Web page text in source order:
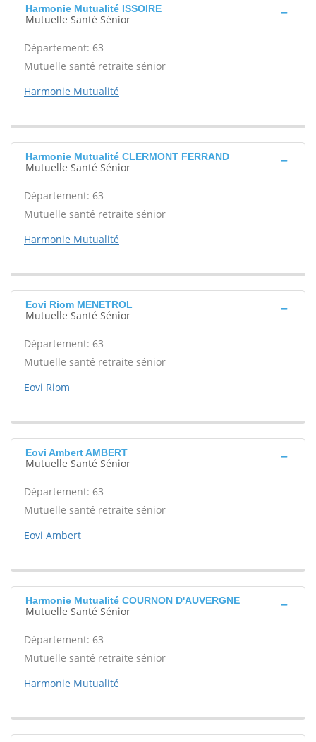
Harmonie Mutualité ISSOIRE
Mutuelle Santé Sénior
Département: 63
Mutuelle santé retraite sénior
Harmonie Mutualité
Harmonie Mutualité CLERMONT FERRAND
Mutuelle Santé Sénior
Département: 63
Mutuelle santé retraite sénior
Harmonie Mutualité
Eovi Riom MENETROL
Mutuelle Santé Sénior
Département: 63
Mutuelle santé retraite sénior
Eovi Riom
Eovi Ambert AMBERT
Mutuelle Santé Sénior
Département: 63
Mutuelle santé retraite sénior
Eovi Ambert
Harmonie Mutualité COURNON D'AUVERGNE
Mutuelle Santé Sénior
Département: 63
Mutuelle santé retraite sénior
Harmonie Mutualité